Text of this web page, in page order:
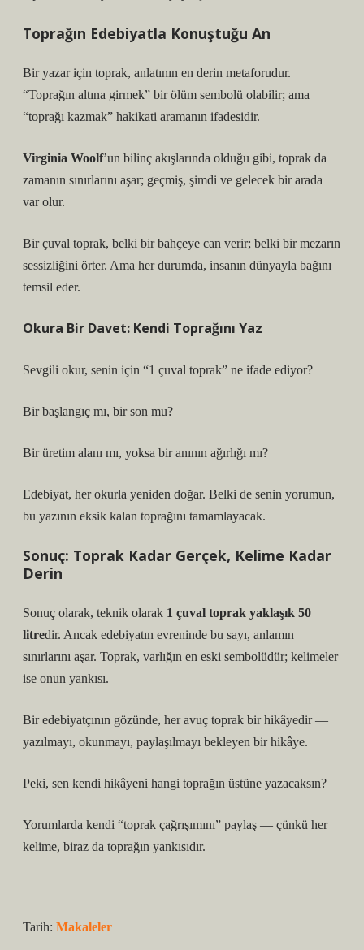
Toprağın Edebiyatla Konuştuğu An
Bir yazar için toprak, anlatının en derin metaforudur.
“Toprağın altına girmek” bir ölüm sembolü olabilir; ama
“toprağı kazmak” hakikati aramanın ifadesidir.
Virginia Woolf’un bilinç akışlarında olduğu gibi, toprak da
zamanın sınırlarını aşar; geçmiş, şimdi ve gelecek bir arada
var olur.
Bir çuval toprak, belki bir bahçeye can verir; belki bir mezarın
sessizliğini örter. Ama her durumda, insanın dünyayla bağını
temsil eder.
Okura Bir Davet: Kendi Toprağını Yaz
Sevgili okur, senin için “1 çuval toprak” ne ifade ediyor?
Bir başlangıç mı, bir son mu?
Bir üretim alanı mı, yoksa bir anının ağırlığı mı?
Edebiyat, her okurla yeniden doğar. Belki de senin yorumun,
bu yazının eksik kalan toprağını tamamlayacak.
Sonuç: Toprak Kadar Gerçek, Kelime Kadar
Derin
Sonuç olarak, teknik olarak 1 çuval toprak yaklaşık 50
litredir. Ancak edebiyatın evreninde bu sayı, anlamın
sınırlarını aşar. Toprak, varlığın en eski sembolüdür; kelimeler
ise onun yankısı.
Bir edebiyatçının gözünde, her avuç toprak bir hikâyedir —
yazılmayı, okunmayı, paylaşılmayı bekleyen bir hikâye.
Peki, sen kendi hikâyeni hangi toprağın üstüne yazacaksın?
Yorumlarda kendi “toprak çağrışımını” paylaş — çünkü her
kelime, biraz da toprağın yankısıdır.
Tarih: Makaleler